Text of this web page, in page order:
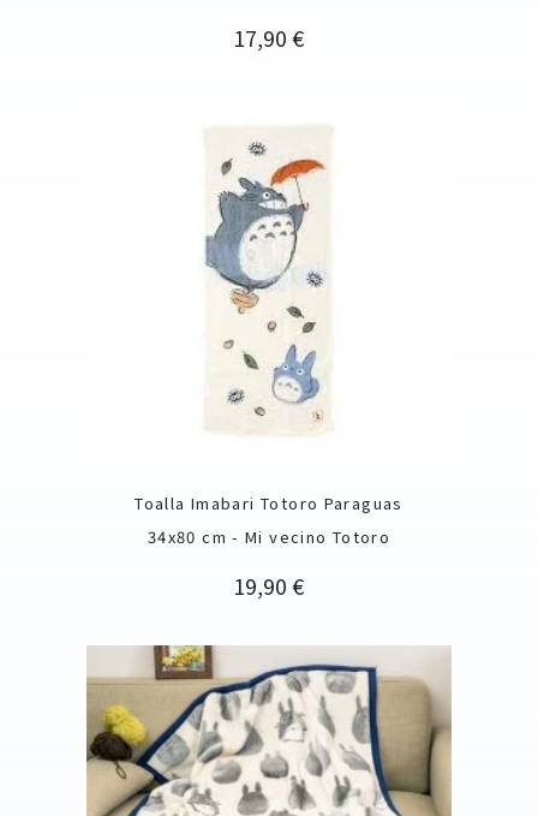
Precio
17,90 €
Toalla Imabari Totoro Paraguas
34x80 cm - Mi vecino Totoro
Precio
19,90 €